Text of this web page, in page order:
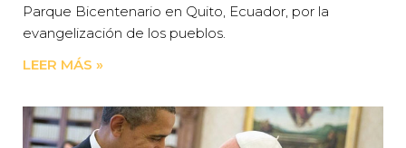
Parque Bicentenario en Quito, Ecuador, por la
evangelización de los pueblos.
LEER MÁS »